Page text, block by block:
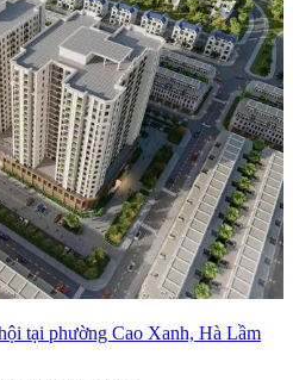
tại phường Cao Xanh, Hà Lầm